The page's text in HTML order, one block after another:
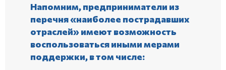
Напомним, предприниматели из
перечня «наиболее пострадавших
отраслей» имеют возможность
воспользоваться иными мерами
поддержки, в том числе: